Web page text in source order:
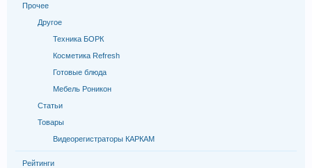
Прочее
Другое
Техника БОРК
Косметика Refresh
Готовые блюда
Мебель Роникон
Статьи
Товары
Видеорегистраторы КАРКАМ
Рейтинги